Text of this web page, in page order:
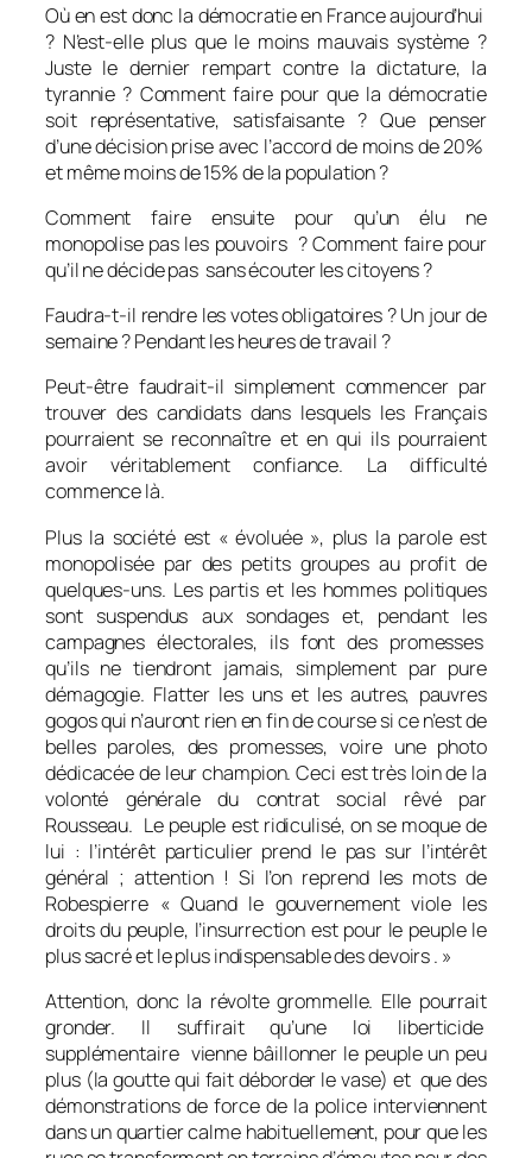
Où en est donc la démocratie en France aujourd’hui
? N’est-elle plus que le moins mauvais système ?
Juste le dernier rempart contre la dictature, la
tyrannie ? Comment faire pour que la démocratie
soit représentative, satisfaisante ? Que penser
d’une décision prise avec l’accord de moins de 20%
et même moins de 15% de la population ?
Comment faire ensuite pour qu’un élu ne
monopolise pas les pouvoirs ? Comment faire pour
qu’il ne décide pas sans écouter les citoyens ?
Faudra-t-il rendre les votes obligatoires ? Un jour de
semaine ? Pendant les heures de travail ?
Peut-être faudrait-il simplement commencer par
trouver des candidats dans lesquels les Français
pourraient se reconnaître et en qui ils pourraient
avoir véritablement confiance. La difficulté
commence là.
Plus la société est « évoluée », plus la parole est
monopolisée par des petits groupes au profit de
quelques-uns. Les partis et les hommes politiques
sont suspendus aux sondages et, pendant les
campagnes électorales, ils font des promesses
qu’ils ne tiendront jamais, simplement par pure
démagogie. Flatter les uns et les autres, pauvres
gogos qui n’auront rien en fin de course si ce n’est de
belles paroles, des promesses, voire une photo
dédicacée de leur champion. Ceci est très loin de la
volonté générale du contrat social rêvé par
Rousseau. Le peuple est ridiculisé, on se moque de
lui : l’intérêt particulier prend le pas sur l’intérêt
général ; attention ! Si l’on reprend les mots de
Robespierre « Quand le gouvernement viole les
droits du peuple, l’insurrection est pour le peuple le
plus sacré et le plus indispensable des devoirs . »
Attention, donc la révolte grommelle. Elle pourrait
gronder. Il suffirait qu’une loi liberticide
supplémentaire vienne bâillonner le peuple un peu
plus (la goutte qui fait déborder le vase) et que des
démonstrations de force de la police interviennent
dans un quartier calme habituellement, pour que les